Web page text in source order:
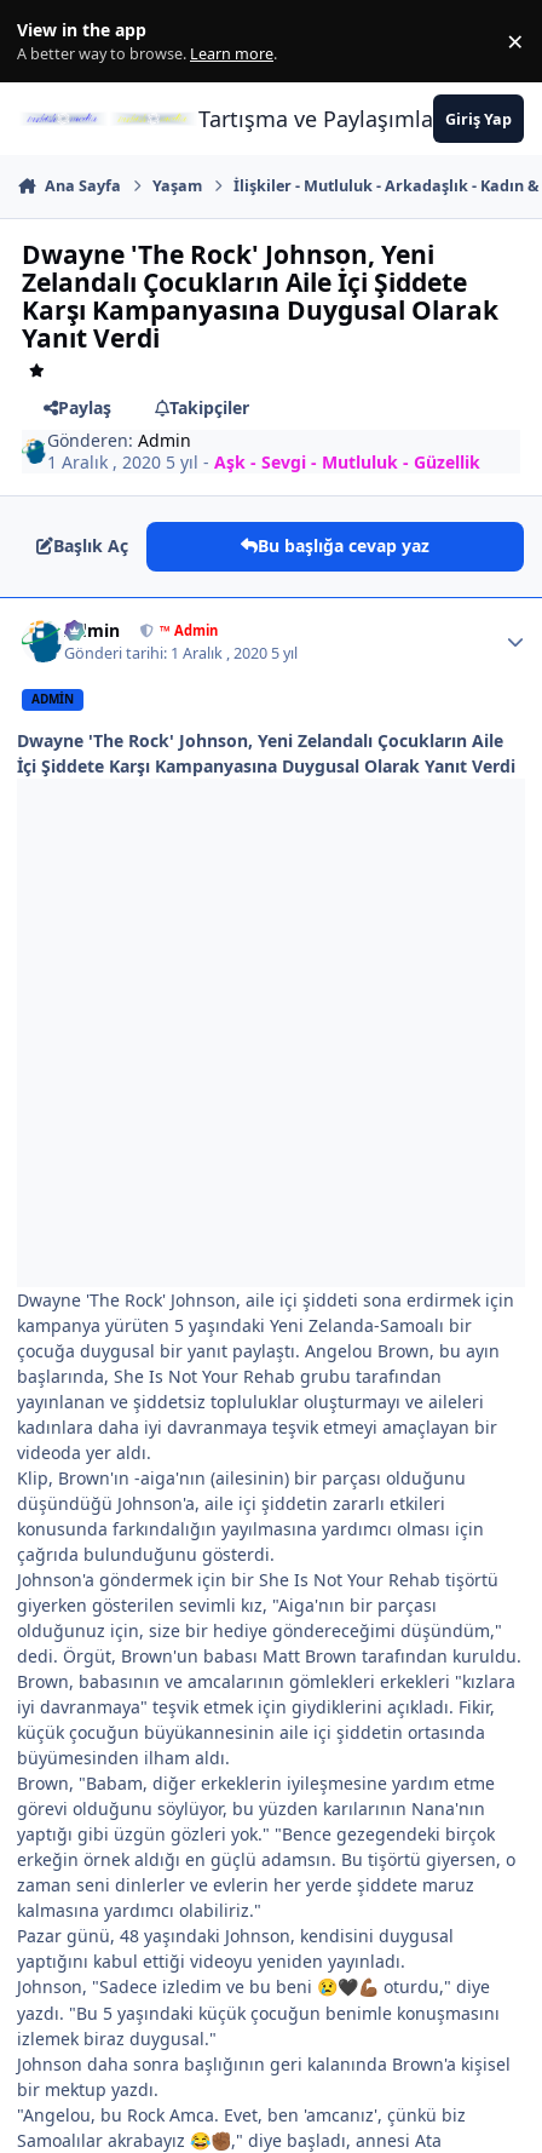
View in the app
A better way to browse. Learn more. ×
Tartışma ve PaylaşımlarınGiriş Yap
Ana Sayfa Yaşam İlişkiler - Mutluluk - Arkadaşlık - Kadın
Dwayne 'The Rock' Johnson, Yeni
Zelandalı Çocukların Aile İçi Şiddete
Karşı Kampanyasına Duygusal Olarak
Yanıt Verdi
Paylaş
Takipçiler
Gönderen:Admin
1 Aralık , 2020 5 yıl -Aşk - Sevgi - Mutluluk - Güzellik
Başlık Aç Bu başlığa cevap yaz
Admin ™ Admin
Gönderi tarihi: 1 Aralık , 2020 5 yıl
ADMIN
Dwayne 'The Rock' Johnson, Yeni Zelandalı Çocukların Aile
İçi Şiddete Karşı Kampanyasına Duygusal Olarak Yanıt Verdi
Dwayne 'The Rock' Johnson, aile içi şiddeti sona erdirmek için
kampanya yürüten 5 yaşındaki Yeni Zelanda-Samoalı bir
çocuğa duygusal bir yanıt paylaştı. Angelou Brown, bu ayın
başlarında, She Is Not Your Rehab grubu tarafından
yayınlanan ve şiddetsiz topluluklar oluşturmayı ve aileleri
kadınlara daha iyi davranmaya teşvik etmeyi amaçlayan bir
videoda yer aldı.
Klip, Brown'ın -aiga'nın (ailesinin) bir parçası olduğunu
düşündüğü Johnson'a, aile içi şiddetin zararlı etkileri
konusunda farkındalığın yayılmasına yardımcı olması için
çağrıda bulunduğunu gösterdi.
Johnson'a göndermek için bir She Is Not Your Rehab tişörtü
giyerken gösterilen sevimli kız, "Aiga'nın bir parçası
olduğunuz için, size bir hediye göndereceğimi düşündüm,"
dedi. Örgüt, Brown'un babası Matt Brown tarafından kuruldu.
Brown, babasının ve amcalarının gömlekleri erkekleri "kızlara
iyi davranmaya" teşvik etmek için giydiklerini açıkladı. Fikir,
küçük çocuğun büyükannesinin aile içi şiddetin ortasında
büyümesinden ilham aldı.
Brown, "Babam, diğer erkeklerin iyileşmesine yardım etme
görevi olduğunu söylüyor, bu yüzden karılarının Nana'nın
yaptığı gibi üzgün gözleri yok." "Bence gezegendeki birçok
erkeğin örnek aldığı en güçlü adamsın. Bu tişörtü giyersen, o
zaman seni dinlerler ve evlerin her yerde şiddete maruz
kalmasına yardımcı olabiliriz."
Pazar günü, 48 yaşındaki Johnson, kendisini duygusal
yaptığını kabul ettiği videoyu yeniden yayınladı.
Johnson, "Sadece izledim ve bu beni 😢🖤💪🏾 oturdu," diye
yazdı. "Bu 5 yaşındaki küçük çocuğun benimle konuşmasını
izlemek biraz duygusal."
Johnson daha sonra başlığının geri kalanında Brown'a kişisel
bir mektup yazdı.
"Angelou, bu Rock Amca. Evet, ben 'amcanız', çünkü biz
Samoalılar akrabayız 😂✊🏾," diye başladı, annesi Ata